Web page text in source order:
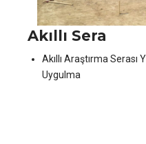
Akıllı Sera
Akıllı Araştırma
Uygulma